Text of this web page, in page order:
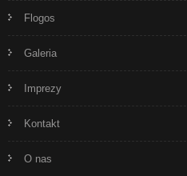
Flogos
Galeria
Imprezy
Kontakt
O nas